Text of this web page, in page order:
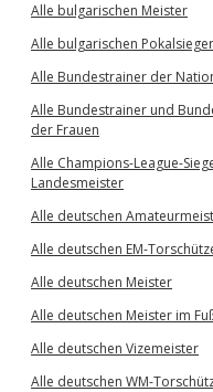
Alle bulgarischen Meister
Alle bulgarischen Pokalsieger
Alle Bundestrainer der
Alle Bundestrainer und
der Frauen
Alle Champions-League-
Landesmeister
Alle deutschen
Alle deutschen EM-
Alle deutschen Meister
Alle deutschen Meister im
Alle deutschen Vizemeister
Alle deutschen WM-